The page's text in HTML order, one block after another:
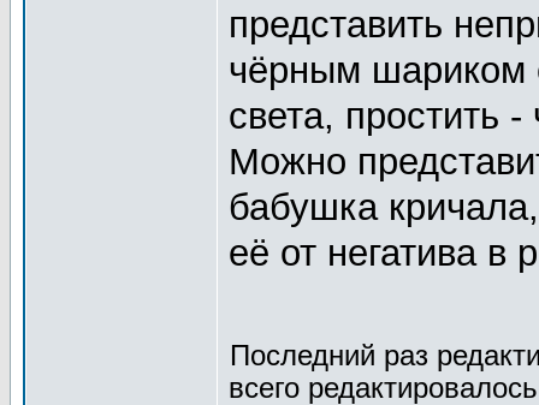
представить
чёрным шариком
света, простить
Можно
бабушка
её от негатива в
Последний раз
всего